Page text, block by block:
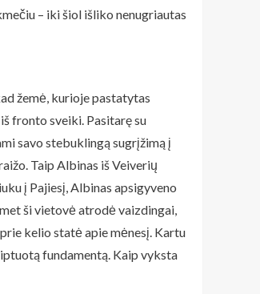
– iki šiol išliko nenugriautas
žemė, kurioje pastatytas
fronto sveiki. Pasitarę su
savo stebuklingą sugrįžimą į
Taip Albinas iš Veiverių
į Pajiesį, Albinas apsigyveno
ši vietovė atrodė vaizdingai,
kelio statė apie mėnesį. Kartu
fundamentą. Kaip vyksta